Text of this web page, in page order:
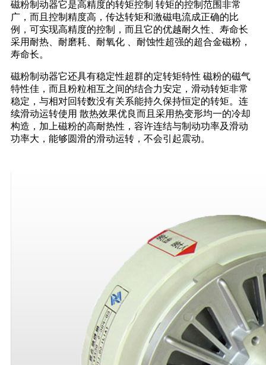
磁粉制动器它是高精度的转矩控制 转矩的控制范围非常
广，而且控制精度高，传达转矩和激磁电流成正确的比
例，可实现高精度的控制，而且它的优越耐久性、寿命长
采用耐热、耐磨耗、耐氧化 、耐蚀性超强的超合金磁粉，
寿命长。
磁粉制动器它还具有稳定性超群的定转矩特性 磁粉的磁气
特性佳，而且粉粒相互之间的结合力安定，滑动转矩非常
稳定，与相对回转数没有关系能持久保持恒定的转矩。连
续滑动运转使用 散热效果优良而且采用热变形均一的冷却
构造，加上磁粉的高耐热性，容许连结与制动功率及滑动
功率大，能够圆滑的滑动运转，不会引起震动。